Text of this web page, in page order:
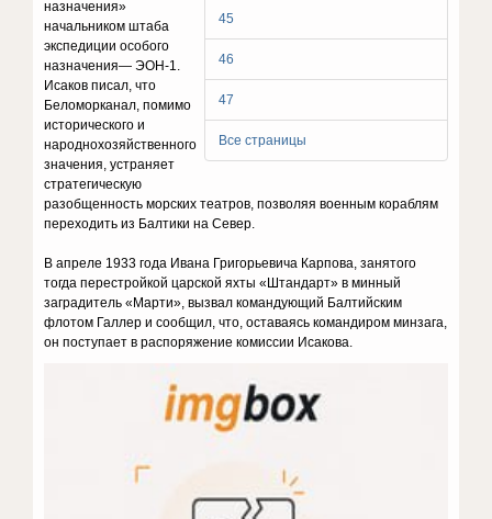
45
46
47
Все страницы
назначения»
начальником штаба
экспедиции особого
назначения— ЭОН-1.
Исаков писал, что
Беломорканал, помимо
исторического и
народнохозяйственного
значения, устраняет
стратегическую
разобщенность морских театров, позволяя военным кораблям
переходить из Балтики на Север.
В апреле 1933 года Ивана Григорьевича Карпова, занятого
тогда перестройкой царской яхты «Штандарт» в минный
заградитель «Марти», вызвал командующий Балтийским
флотом Галлер и сообщил, что, оставаясь командиром минзага,
он поступает в распоряжение комиссии Исакова.